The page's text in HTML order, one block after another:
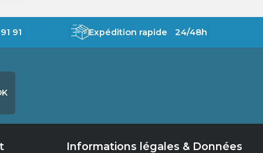
91 Expédition rapide 24/48h
Informations légales & Données